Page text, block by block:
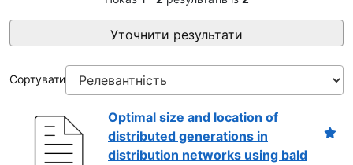
Уточнити результати
Сортувати
Optimal size and location of
distributed generations in
distribution networks using bald